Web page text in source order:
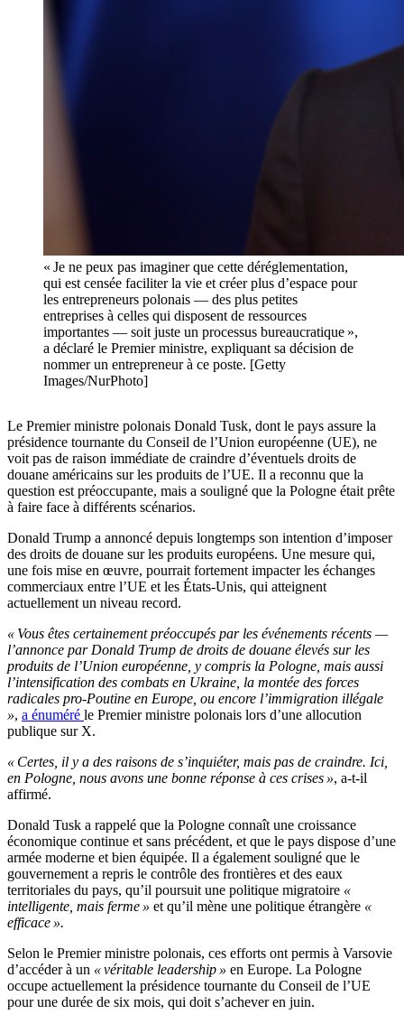
« Je ne peux pas imaginer que cette déréglementation,
qui est censée faciliter la vie et créer plus d’espace pour
les entrepreneurs polonais — des plus petites
entreprises à celles qui disposent de ressources
importantes — soit juste un processus bureaucratique »,
a déclaré le Premier ministre, expliquant sa décision de
nommer un entrepreneur à ce poste. [Getty
Images/NurPhoto]
Le Premier ministre polonais Donald Tusk, dont le pays assure la
présidence tournante du Conseil de l’Union européenne (UE), ne
voit pas de raison immédiate de craindre d’éventuels droits de
douane américains sur les produits de l’UE. Il a reconnu que la
question est préoccupante, mais a souligné que la Pologne était prête
à faire face à différents scénarios.
Donald Trump a annoncé depuis longtemps son intention d’imposer
des droits de douane sur les produits européens. Une mesure qui,
une fois mise en œuvre, pourrait fortement impacter les échanges
commerciaux entre l’UE et les États-Unis, qui atteignent
actuellement un niveau record.
« Vous êtes certainement préoccupés par les événements récents —
l’annonce par Donald Trump de droits de douane élevés sur les
produits de l’Union européenne, y compris la Pologne, mais aussi
l’intensification des combats en Ukraine, la montée des forces
radicales pro-Poutine en Europe, ou encore l’immigration illégale
», a énuméré le Premier ministre polonais lors d’une allocution
publique sur X.
« Certes, il y a des raisons de s’inquiéter, mais pas de craindre. Ici,
en Pologne, nous avons une bonne réponse à ces crises », a-t-il
affirmé.
Donald Tusk a rappelé que la Pologne connaît une croissance
économique continue et sans précédent, et que le pays dispose d’une
armée moderne et bien équipée. Il a également souligné que le
gouvernement a repris le contrôle des frontières et des eaux
territoriales du pays, qu’il poursuit une politique migratoire «
intelligente, mais ferme » et qu’il mène une politique étrangère «
efficace ».
Selon le Premier ministre polonais, ces efforts ont permis à Varsovie
d’accéder à un « véritable leadership » en Europe. La Pologne
occupe actuellement la présidence tournante du Conseil de l’UE
pour une durée de six mois, qui doit s’achever en juin.